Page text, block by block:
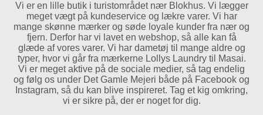
Vi er en lille butik i turistområdet nær Blokhus. Vi lægger
meget vægt på kundeservice og lækre varer. Vi har
mange skønne mærker og søde loyale kunder fra nær og
fjern. Derfor har vi lavet en webshop, så alle kan få
glæde af vores varer. Vi har dametøj til mange aldre og
typer, hvor vi går fra mærkerne Lollys Laundry til Masai.
Vi er meget aktive på de sociale medier, så tag endelig
og følg os under Det Gamle Mejeri både på Facebook og
Instagram, så du kan blive inspireret. Tag et kig omkring,
vi er sikre på, der er noget for dig.